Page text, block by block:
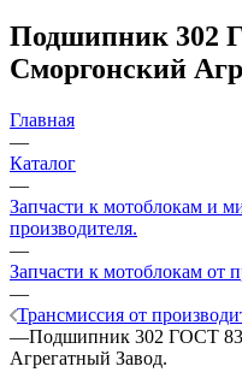
Подшипник 302
Сморгонский
Главная
—
Каталог
—
Запчасти к мотоблокам и
производителя.
—
Запчасти к мотоблокам от
—
Трансмиссия от
—Подшипник 302 ГОСТ
Агрегатный Завод.